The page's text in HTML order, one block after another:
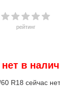
рейтинг
в
R18 сейчас